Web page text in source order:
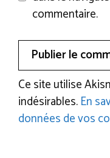
commentaire.
Ce site utilise
indésirables.En
données de vos